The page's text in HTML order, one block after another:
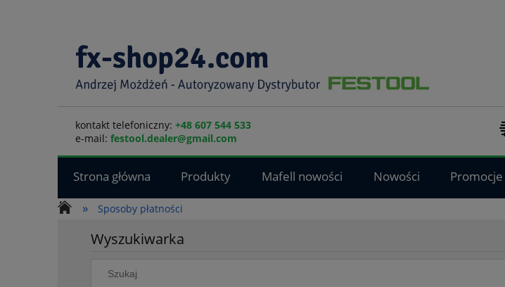
kontakt telefoniczny: +48 607 544 533
e-mail: festool.dealer@gmail.com
Strona główna Produkty Mafell nowości Nowości Promocje
»
Sposoby płatności
Wyszukiwarka